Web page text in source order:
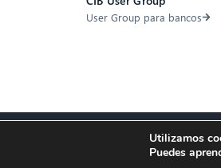
User Group para bancos
Cookies
Utilizamos
Puedes